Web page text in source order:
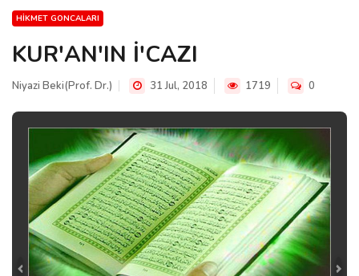
HIKMET GONCALARI
KUR'AN'IN İ'CAZI
Niyazi Beki(Prof. Dr.) 31 Jul, 2018 1719 0